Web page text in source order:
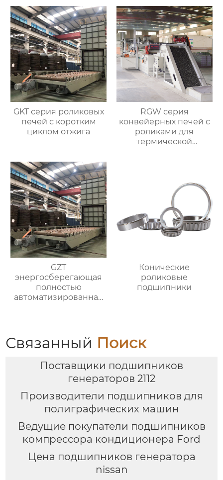
атмосферой для
термической
обработки
GKT серия роликовых
печей с коротким
циклом отжига
RGW серия
конвейерных печей с
роликами для
термической
GZT
энергосберегающая
полностью
автоматизированная
Конические
роликовые
подшипники
Связанный Поиск
Поставщики подшипников
генераторов 2112
Производители подшипников для
полиграфических машин
Ведущие покупатели подшипников
компрессора кондиционера Ford
Цена подшипников генератора
nissan